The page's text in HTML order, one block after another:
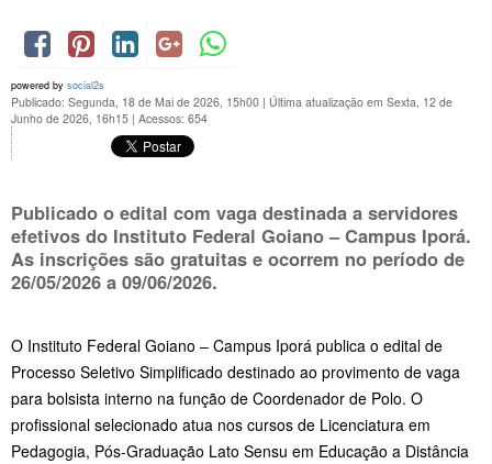
powered by social2s
Publicado: Segunda, 18 de Mai de 2026, 15h00 | Última atualização em Sexta, 12 de
Junho de 2026, 16h15 | Acessos: 654
Publicado o edital com vaga destinada a servidores
efetivos do Instituto Federal Goiano– Campus Iporá.
As inscrições são gratuitas e ocorrem no período de
26/05/2026 a 09/06/2026.
O Instituto Federal Goiano – Campus Iporá publica o edital de
Processo Seletivo Simplificado destinado ao provimento de vaga
para bolsista interno na função de Coordenador de Polo. O
profissional selecionado atua nos cursos de Licenciatura em
Pedagogia, Pós-Graduação Lato Sensu em Educação a Distância